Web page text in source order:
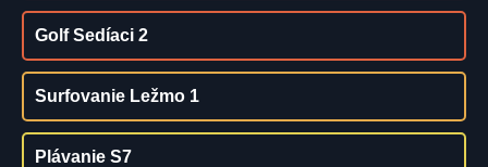
Golf Sedíaci 2
Surfovanie Ležmo 1
Plávanie S7